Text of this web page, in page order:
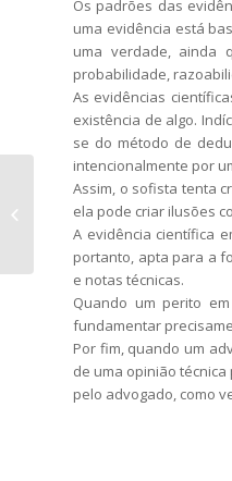
Os padrões das
uma evidência está
uma verdade, ainda
probabilidade,
As evidências
existência de algo.
se do método de
intencionalmente por
Assim, o sofista tenta
ela pode criar ilusões
A evidência científica
portanto, apta para a
e notas técnicas.
Quando um perito
fundamentar
Por fim, quando um
de uma opinião
pelo advogado, como
O Valor Incontrovertido dos
Haveres